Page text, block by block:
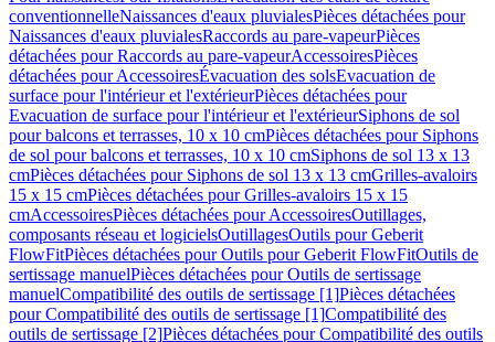
conventionnelleNaissances d'eaux pluvialesPièces détachées pour
Naissances d'eaux pluvialesRaccords au pare-vapeurPièces
détachées pour Raccords au pare-vapeurAccessoiresPièces
détachées pour AccessoiresÉvacuation des solsEvacuation de
surface pour l'intérieur et l'extérieurPièces détachées pour
Evacuation de surface pour l'intérieur et l'extérieurSiphons de sol
pour balcons et terrasses, 10 x 10 cmPièces détachées pour Siphons
de sol pour balcons et terrasses, 10 x 10 cmSiphons de sol 13 x 13
cmPièces détachées pour Siphons de sol 13 x 13 cmGrilles-avaloirs
15 x 15 cmPièces détachées pour Grilles-avaloirs 15 x 15
cmAccessoiresPièces détachées pour AccessoiresOutillages,
composants réseau et logicielsOutillagesOutils pour Geberit
FlowFitPièces détachées pour Outils pour Geberit FlowFitOutils de
sertissage manuelPièces détachées pour Outils de sertissage
manuelCompatibilité des outils de sertissage [1]Pièces détachées
pour Compatibilité des outils de sertissage [1]Compatibilité des
outils de sertissage [2]Pièces détachées pour Compatibilité des outils